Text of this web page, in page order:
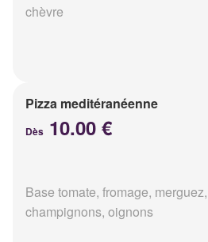
chèvre
Pizza meditéranéenne
Dès 10.00 €
Base tomate, fromage,
champignons, oignons